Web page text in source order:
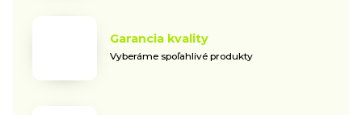
Garancia kvality
Vyberáme spoľahlivé produkty